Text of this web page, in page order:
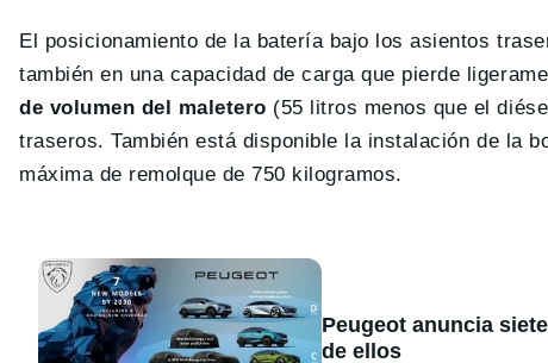
El posicionamiento de la batería bajo los asientos
también en una capacidad de carga que pierde
de volumen del maletero (55 litros menos que el
traseros. También está disponible la instalación de la
máxima de remolque de 750 kilogramos.
Peugeot anuncia
de ellos